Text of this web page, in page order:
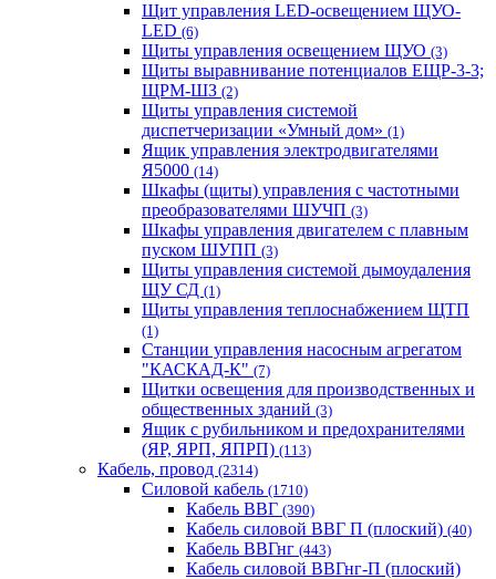
Щит управления LED-освещением ЩУО-
LED (6)
Щиты управления освещением ЩУО (3)
Щиты выравнивание потенциалов ЕЩР-3-3;
ЩРМ-ШЗ (2)
Щиты управления системой
диспетчеризации «Умный дом» (1)
Ящик управления электродвигателями
Я5000 (14)
Шкафы (щиты) управления с частотными
преобразователями ШУЧП (3)
Шкафы управления двигателем с плавным
пуском ШУПП (3)
Щиты управления системой дымоудаления
ЩУ СД (1)
Щиты управления теплоснабжением ЩТП
(1)
Станции управления насосным агрегатом
"КАСКАД-К" (7)
Щитки освещения для производственных и
общественных зданий (3)
Ящик с рубильником и предохранителями
(ЯР, ЯРП, ЯПРП) (113)
Кабель, провод (2314)
Силовой кабель (1710)
Кабель ВВГ (390)
Кабель силовой ВВГ П (плоский) (40)
Кабель ВВГнг (443)
Кабель силовой ВВГнг-П (плоский)